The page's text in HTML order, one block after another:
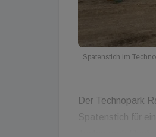
Spatenstich im
Der Technopark
Spatenstich für